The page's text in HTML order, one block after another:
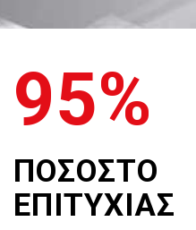
95%
ΠΟΣΟΣΤΟ
ΕΠΙΤΥΧΙΑΣ